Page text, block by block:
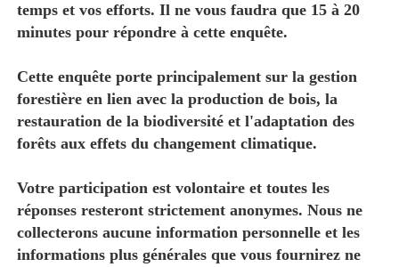
temps et vos efforts. Il ne vous faudra que 15 à 20
minutes pour répondre à cette enquête.
Cette enquête porte principalement sur la gestion
forestière en lien avec la production de bois, la
restauration de la biodiversité et l'adaptation des
forêts aux effets du changement climatique.
Votre participation est volontaire et toutes les
réponses resteront strictement anonymes. Nous ne
collecterons aucune information personnelle et les
informations plus générales que vous fournirez ne